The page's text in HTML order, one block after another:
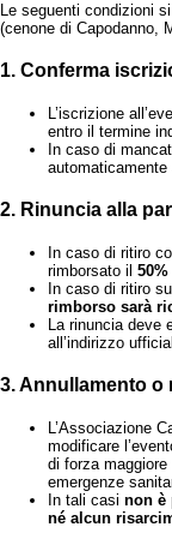
Le seguenti condizioni
(cenone di Capodanno,
1. Conferma
L’iscrizione
entro il termine
In caso di
2. Rinuncia alla
In caso di ritiro
rimborsato il
In caso di ritiro
rimborso sarà
La rinuncia deve
all’indirizzo
3. Annullamento o
L’Associazione
modificare
di forza
emergenze
In tali casi non è
né alcun